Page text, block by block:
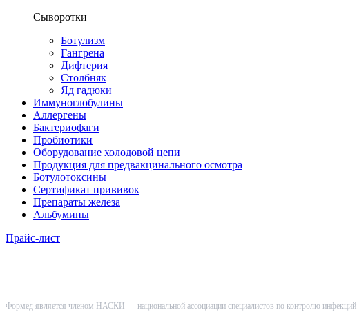
Сыворотки
Ботулизм
Гангрена
Дифтерия
Столбняк
Яд гадюки
Иммуноглобулины
Аллергены
Бактериофаги
Пробиотики
Оборудование холодовой цепи
Продукция для предвакцинального осмотра
Ботулотоксины
Сертификат прививок
Препараты железа
Альбумины
Прайс-лист
Формед является членом НАСКИ — национальной ассоциации специалистов по контролю инфекций